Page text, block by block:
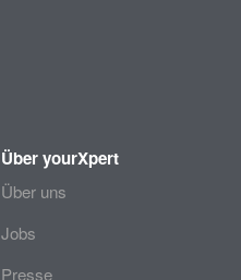
Über yourXpert
Über uns
Jobs
Presse